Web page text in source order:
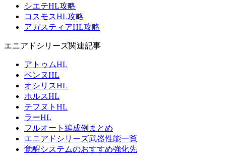
シエテHL攻略
コスモスHL攻略
アガスティアHL攻略
エニアドシリーズ関連記事
アトゥムHL
ベンヌHL
オシリスHL
ホルスHL
テフヌトHL
ラーHL
フルオート編成例まとめ
エニアドシリーズ武器性能一覧
覚醒システムのおすすめ強化先